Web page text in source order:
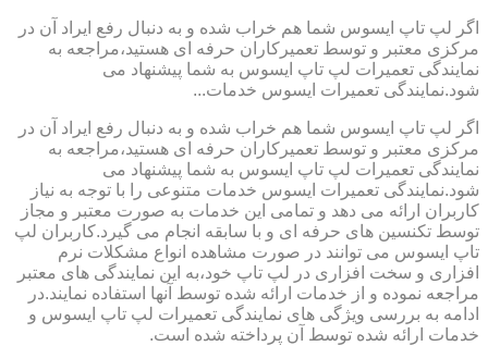
اگر لپ تاپ ایسوس شما هم خراب شده و به دنبال رفع ایراد آن در
مرکزی معتبر و توسط تعمیرکاران حرفه ای هستید،مراجعه به
نمایندگی تعمیرات لپ تاپ ایسوس به شما پیشنهاد می
شود.نمایندگی تعمیرات ایسوس خدمات...
اگر لپ تاپ ایسوس شما هم خراب شده و به دنبال رفع ایراد آن در
مرکزی معتبر و توسط تعمیرکاران حرفه ای هستید،مراجعه به
نمایندگی تعمیرات لپ تاپ ایسوس به شما پیشنهاد می
شود.نمایندگی تعمیرات ایسوس خدمات متنوعی را با توجه به نیاز
کاربران ارائه می دهد و تمامی این خدمات به صورت معتبر و مجاز
توسط تکنسین های حرفه ای و با سابقه انجام می گیرد.کاربران لپ
تاپ ایسوس می توانند در صورت مشاهده انواع مشکلات نرم
افزاری و سخت افزاری در لپ تاپ خود،به این نمایندگی های معتبر
مراجعه نموده و از خدمات ارائه شده توسط آنها استفاده نمایند.در
ادامه به بررسی ویژگی های نمایندگی تعمیرات لپ تاپ ایسوس و
خدمات ارائه شده توسط آن پرداخته شده است.